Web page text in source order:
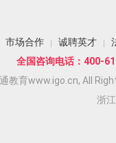
市场合作 诚聘英才
全国咨询电话：400-
教育www.igo.cn, All
浙